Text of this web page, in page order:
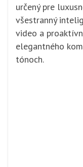
určený pre
všestranný
video a
elegantného
tónoch.